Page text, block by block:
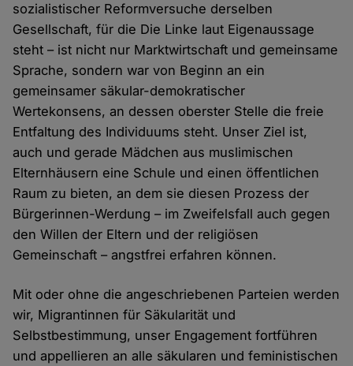
sozialistischer Reformversuche derselben
Gesellschaft, für die Die Linke laut Eigenaussage
steht – ist nicht nur Marktwirtschaft und gemeinsame
Sprache, sondern war von Beginn an ein
gemeinsamer säkular-demokratischer
Wertekonsens, an dessen oberster Stelle die freie
Entfaltung des Individuums steht. Unser Ziel ist,
auch und gerade Mädchen aus muslimischen
Elternhäusern eine Schule und einen öffentlichen
Raum zu bieten, an dem sie diesen Prozess der
Bürgerinnen-Werdung – im Zweifelsfall auch gegen
den Willen der Eltern und der religiösen
Gemeinschaft – angstfrei erfahren können.
Mit oder ohne die angeschriebenen Parteien werden
wir, Migrantinnen für Säkularität und
Selbstbestimmung, unser Engagement fortführen
und appellieren an alle säkularen und feministischen